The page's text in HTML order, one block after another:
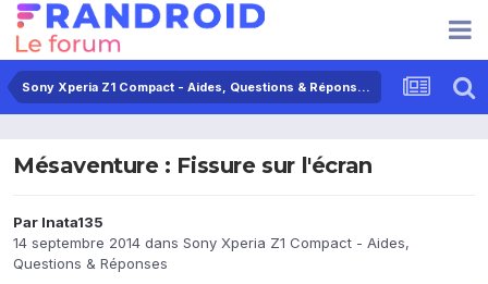
Sony Xperia Z1 Compact - Aides, Questions & Réponses
Mésaventure : Fissure sur l'écran
Par Inata135
14 septembre 2014 dans Sony Xperia Z1 Compact - Aides,
Questions & Réponses